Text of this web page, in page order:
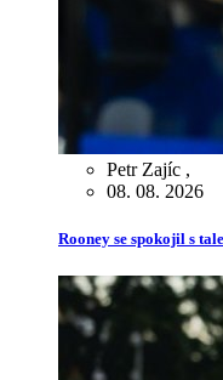
Petr Zajíc ,
08. 08. 2026
Rooney se spokojil s